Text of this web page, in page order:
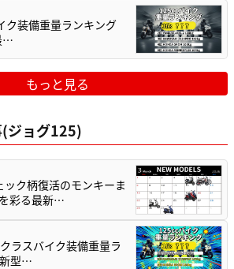
ク装備重量ランキング
…
もっと見る
ジョグ125)
ック柄復活のモンキーま
彩る最新…
ラスバイク装備重量ラ
型…